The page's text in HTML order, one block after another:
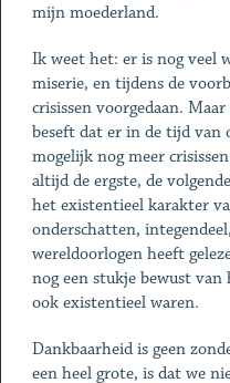
mijn moederland.
Ik weet het: er is nog veel
miserie, en tijdens de
crisissen voorgedaan.
beseft dat er in de tijd van
mogelijk nog meer
altijd de ergste, de
het existentieel karakter
onderschatten,
wereldoorlogen heeft
nog een stukje bewust
ook existentieel waren.
Dankbaarheid is geen
een heel grote, is dat we